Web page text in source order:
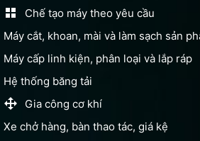
Chế tạo máy theo yêu cầu
Máy cắt, khoan, mài và làm sạch sản
Máy cấp linh kiện, phân loại và lắp ráp
Hệ thống băng tải
Gia công cơ khí
Xe chở hàng, bàn thao tác, giá kệ